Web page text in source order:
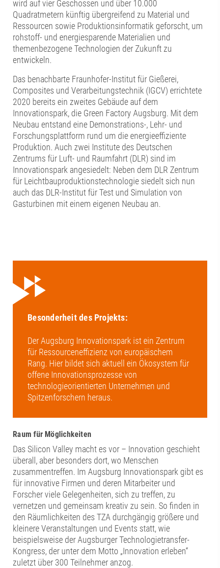
wird auf vier Geschossen und über 10.000
Quadratmetern künftig übergreifend zu Material und
Ressourcen sowie Produktionsinformatik geforscht, um
rohstoff- und energiesparende Materialien und
themenbezogene Technologien der Zukunft zu
entwickeln.
Das benachbarte Fraunhofer-Institut für Gießerei,
Composites und Verarbeitungstechnik (IGCV) errichtete
2020 bereits ein zweites Gebäude auf dem
Innovationspark, die Green Factory Augsburg. Mit dem
Neubau entstand eine Demonstrations-, Lehr- und
Forschungsplattform rund um die energieeffiziente
Produktion. Auch zwei Institute des Deutschen
Zentrums für Luft- und Raumfahrt (DLR) sind im
Innovationspark angesiedelt: Neben dem DLR Zentrum
für Leichtbauproduktionstechnologie siedelt sich nun
auch das DLR-Institut für Test und Simulation von
Gasturbinen mit einem eigenen Neubau an.
Besonderheit des Projekts:
Der Augsburg Innovationspark ist ein Zentrum
für Ressourceneffizienz von europäischem
Rang. Hier bildet sich aktuell ein Ökosystem für
offene Innovationsprozesse von
technologieorientierten Unternehmen und
Spitzenforschern heraus.
Raum für Möglichkeiten
Das Silicon Valley macht es vor – Innovation geschieht
überall, aber besonders dort, wo Menschen
zusammentreffen. Im Augsburg Innovationspark gibt es
für innovative Firmen und deren Mitarbeiter und
Forscher viele Gelegenheiten, sich zu treffen, zu
vernetzen und gemeinsam kreativ zu sein. So finden in
den Räumlichkeiten des TZA durchgängig größere und
kleinere Veranstaltungen und Events statt, wie
beispielsweise der Augsburger Technologietransfer-
Kongress, der unter dem Motto „Innovation erleben“
zuletzt über 300 Teilnehmer anzog.